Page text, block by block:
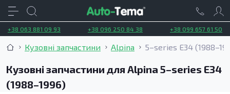
+38 063 881 09 93 +38 096 250 84 38 +38 099 657 61 50
Кузовні запчастини Alpina 5–series E34
Кузовні запчастини для Alpina 5–series E34
(1988–1996)